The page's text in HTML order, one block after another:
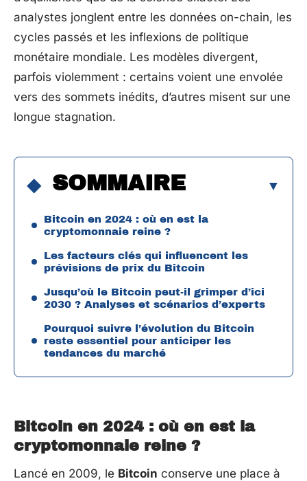
analystes jonglent entre les données on-chain, les
cycles passés et les inflexions de politique
monétaire mondiale. Les modèles divergent,
parfois violemment : certains voient une envolée
vers des sommets inédits, d’autres misent sur une
longue stagnation.
SOMMAIRE
Bitcoin en 2024 : où en est la
cryptomonnaie reine ?
Les facteurs clés qui influencent les
prévisions de prix du Bitcoin
Jusqu’où le Bitcoin peut-il grimper d’ici
2030 ? Analyses et scénarios d’experts
Pourquoi suivre l’évolution du Bitcoin
reste essentiel pour anticiper les
tendances du marché
Bitcoin en 2024 : où en est la
cryptomonnaie reine ?
Lancé en 2009, le Bitcoin conserve une place à